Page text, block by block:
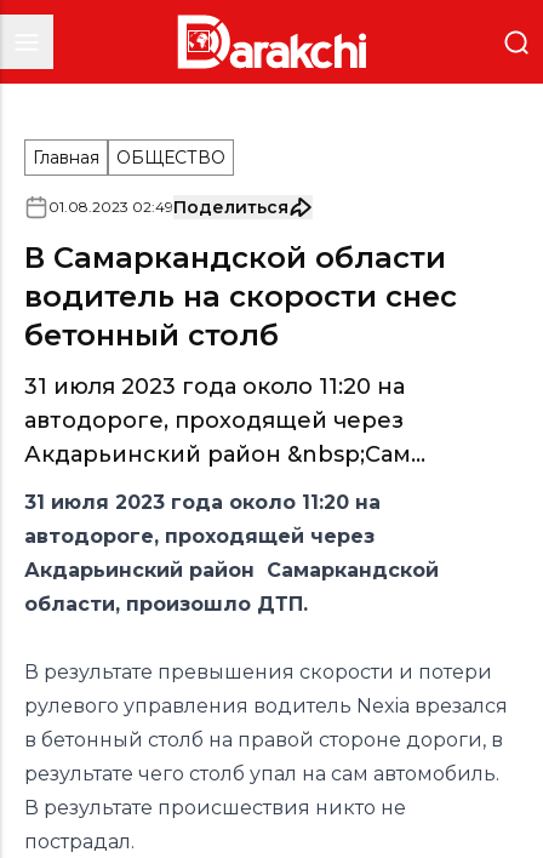
Главная ОБЩЕСТВО
01.08.2023 02:49Поделиться
В Самаркандской области
водитель на скорости снес
бетонный столб
31 июля 2023 года около 11:20 на
автодороге, проходящей через
Акдарьинский район &nbsp;Сам...
31 июля 2023 года около 11:20 на
автодороге, проходящей через
Акдарьинский район Самаркандской
области, произошло ДТП.
В результате превышения скорости и потери
рулевого управления водитель Nexia врезался
в бетонный столб на правой стороне дороги, в
результате чего столб упал на сам автомобиль.
В результате происшествия никто не
пострадал.